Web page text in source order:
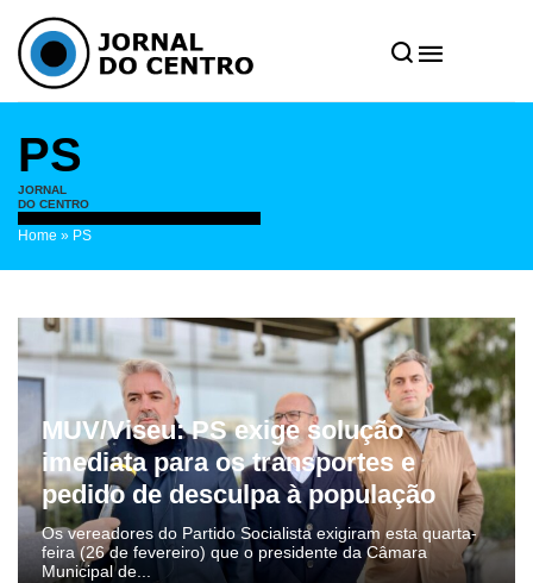
PS
JORNAL
DO CENTRO
Home » PS
MUV/Viseu: PS exige solução
imediata para os transportes e
pedido de desculpa à população
Os vereadores do Partido Socialista exigiram esta quarta-
feira (26 de fevereiro) que o presidente da Câmara
Municipal de...